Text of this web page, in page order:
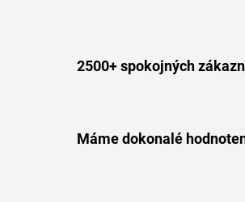
2500+ spokojných
Máme dokonalé